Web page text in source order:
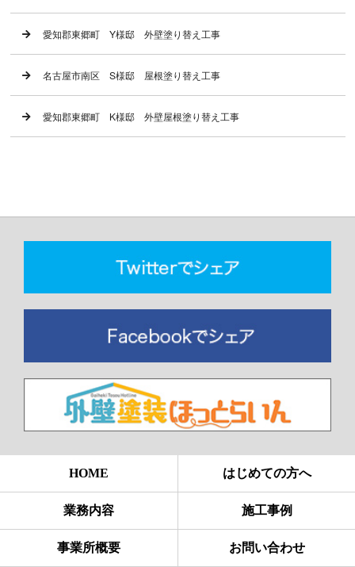
愛知郡東郷町 Y様邸 外壁塗り替え工事
名古屋市南区 S様邸 屋根塗り替え工事
愛知郡東郷町 K様邸 外壁屋根塗り替え工事
HOME はじめての方へ
業務内容 施工事例
事業所概要 お問い合わせ